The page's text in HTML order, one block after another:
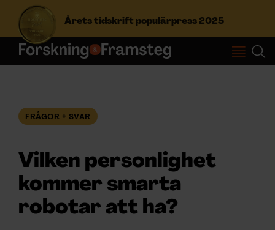
Årets tidskrift populärpress 2025
S
f
r
Logga in
NYHETSBREV
FRÅGOR + SVAR
Vilken personlighet
kommer smarta
robotar att ha?